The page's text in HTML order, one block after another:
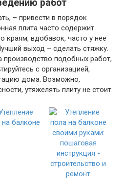
работ
– привести в порядок
плита часто содержит
краям, вдобавок, часто у нее
выход – сделать стяжку.
подобных работ,
с организацией,
дома. Возможно,
утяжелять плиту не стоит.